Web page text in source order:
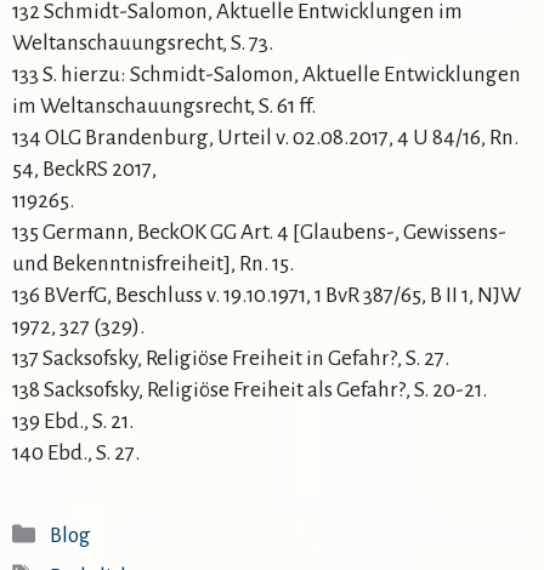
132 Schmidt-Salomon, Aktuelle Entwicklungen im
Weltanschauungsrecht, S. 73.
133 S. hierzu: Schmidt-Salomon, Aktuelle Entwicklungen
im Weltanschauungsrecht, S. 61 ff.
134 OLG Brandenburg, Urteil v. 02.08.2017, 4 U 84/16, Rn.
54, BeckRS 2017,
119265.
135 Germann, BeckOK GG Art. 4 [Glaubens-, Gewissens-
und Bekenntnisfreiheit], Rn. 15.
136 BVerfG, Beschluss v. 19.10.1971, 1 BvR 387/65, B II 1, NJW
1972, 327 (329).
137 Sacksofsky, Religiöse Freiheit in Gefahr?, S. 27.
138 Sacksofsky, Religiöse Freiheit als Gefahr?, S. 20-21.
139 Ebd., S. 21.
140 Ebd., S. 27.
Kategorien
Blog